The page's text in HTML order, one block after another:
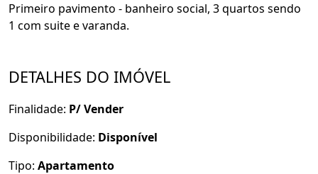
Primeiro pavimento - banheiro social, 3 quartos sendo
1 com suite e varanda.
DETALHES DO IMÓVEL
Finalidade: P/ Vender
Disponibilidade: Disponível
Tipo: Apartamento